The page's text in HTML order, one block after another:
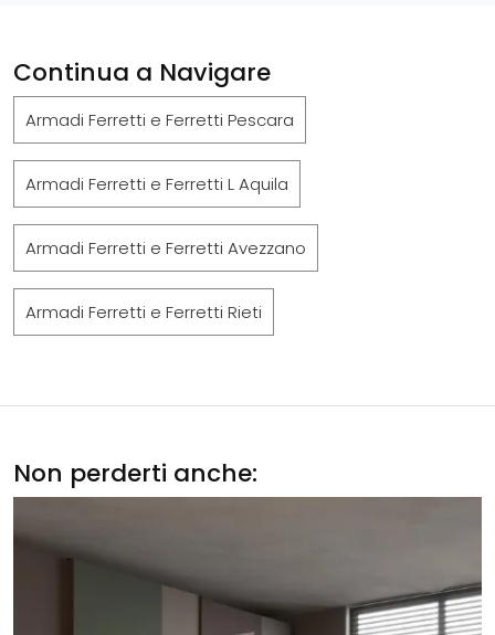
Continua a Navigare
Armadi Ferretti e Ferretti Pescara
Armadi Ferretti e Ferretti L Aquila
Armadi Ferretti e Ferretti Avezzano
Armadi Ferretti e Ferretti Rieti
Non perderti anche: